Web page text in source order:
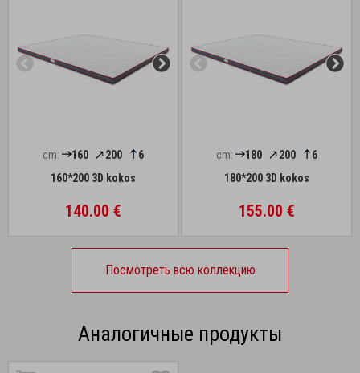
cm: 160 200
6
160*200 3D kokos
140.00 €
cm: 180 200
6
180*200 3D kokos
155.00 €
Посмотреть всю коллекцию
Аналогичные продукты